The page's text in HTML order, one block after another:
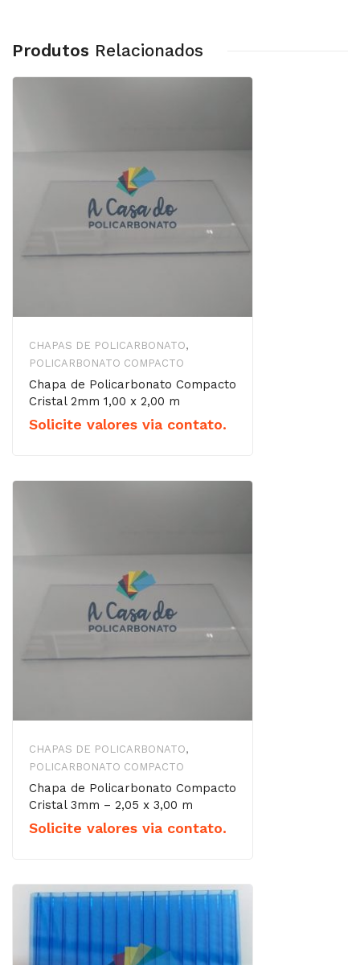
Produtos Relacionados
CHAPAS DE POLICARBONATO,
POLICARBONATO COMPACTO
Chapa de Policarbonato Compacto
Cristal 2mm 1,00 x 2,00 m
Solicite valores via contato.
CHAPAS DE POLICARBONATO,
POLICARBONATO COMPACTO
Chapa de Policarbonato Compacto
Cristal 3mm – 2,05 x 3,00 m
Solicite valores via contato.